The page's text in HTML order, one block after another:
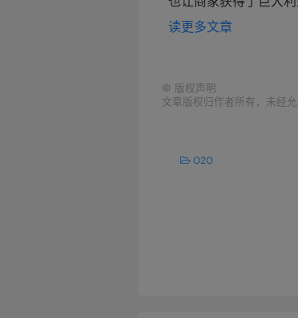
读更多文章
© 版权声明
文章版权归作者所有，未经允
O2O